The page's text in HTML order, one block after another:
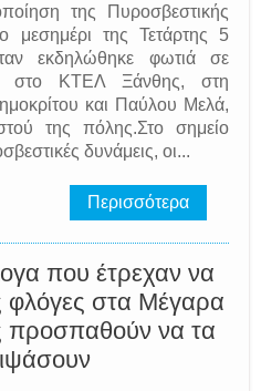
της Πυροσβεστικής
μεσημέρι της Τετάρτης 5
εκδηλώθηκε φωτιά σε
στο ΚΤΕΛ Ξάνθης, στη
και Παύλου Μελά,
της πόλης.Στο σημείο
δυνάμεις, οι...
Περισσότερα
που έτρεχαν να
φλόγες στα Μέγαρα
προσπαθούν να τα